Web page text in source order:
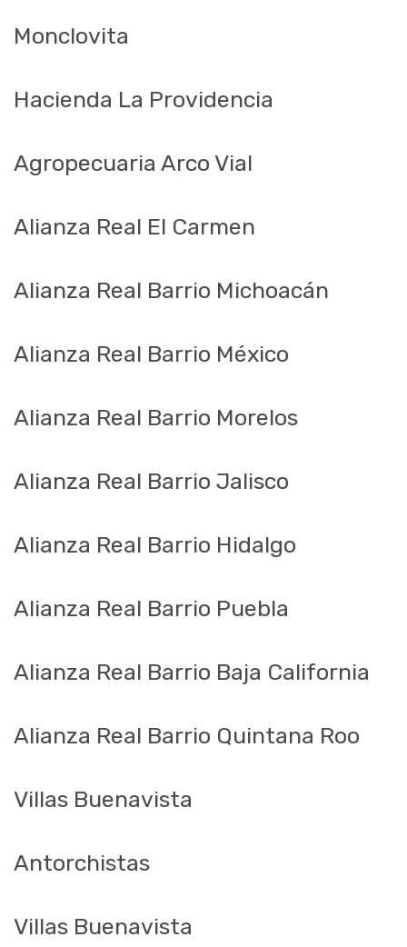
Monclovita
Hacienda La Providencia
Agropecuaria Arco Vial
Alianza Real El Carmen
Alianza Real Barrio Michoacán
Alianza Real Barrio México
Alianza Real Barrio Morelos
Alianza Real Barrio Jalisco
Alianza Real Barrio Hidalgo
Alianza Real Barrio Puebla
Alianza Real Barrio Baja California
Alianza Real Barrio Quintana Roo
Villas Buenavista
Antorchistas
Villas Buenavista